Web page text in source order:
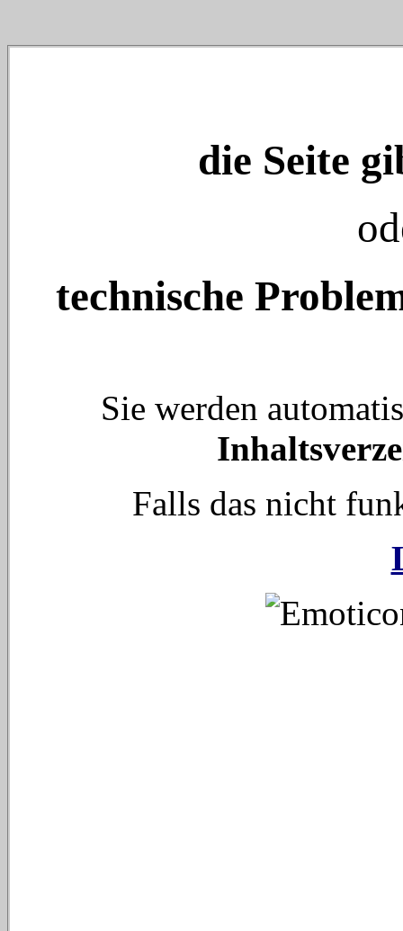
die Seite
technische
Sie werden
Falls das nicht